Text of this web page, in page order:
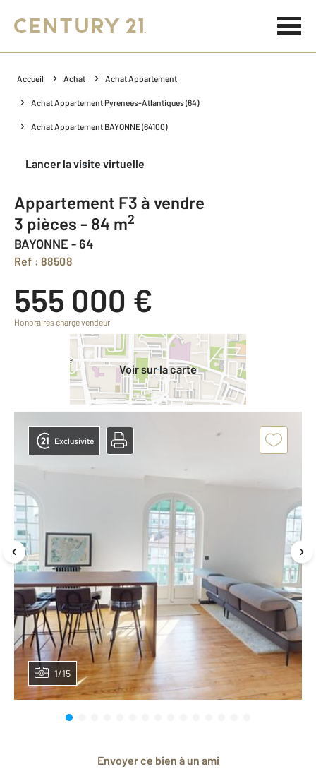
Accueil Achat Achat Appartement
Achat Appartement Pyrenees-Atlantiques (64)
Achat Appartement BAYONNE (64100)
Lancer la visite virtuelle
Appartement F3 à vendre
3 pièces - 84 m2
BAYONNE - 64
Ref : 88508
555 000 €
Honoraires charge vendeur
Voir sur la carte
1/15
Exclusivité
Envoyer ce bien à un ami